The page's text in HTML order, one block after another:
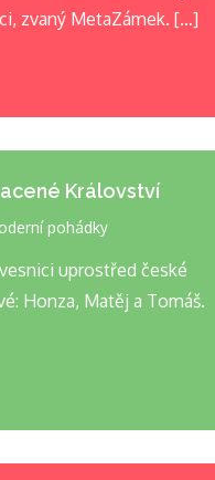
zvaný MetaZámek. […]
Království
pohádky
uprostřed české
Honza, Matěj a Tomáš.